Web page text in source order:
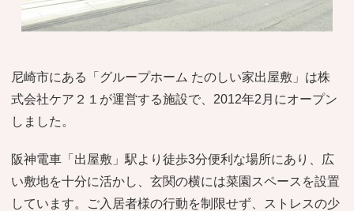
尼崎市にある「グループホーム たのしい家出屋敷」は株
式会社ケア２１が運営する施設で、2012年2月にオープン
しました。
阪神電車「出屋敷」駅より徒歩3分便利な場所にあり、広
い敷地を十分に活かし、玄関の横には菜園スペースを設置
しています。ご入居者様の行動を制限せず、ストレスの少